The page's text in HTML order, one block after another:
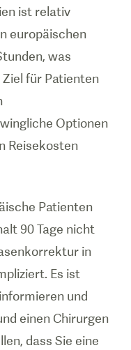
ist relativ
europäischen
was
für Patienten
Optionen
Reisekosten
Patienten
90 Tage nicht
in
Es ist
und
einen Chirurgen
dass Sie eine